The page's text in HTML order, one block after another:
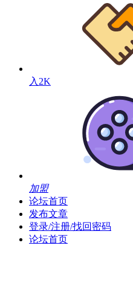
入2K
加盟
论坛首页
发布文章
登录/注册/找回密码
论坛首页